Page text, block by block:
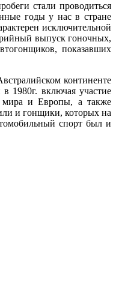
стали проводиться
годы у нас в стране
исключительной
выпуск гоночных,
показавших
континенте
1980г. включая участие
мира и Европы, а также
и гонщики, которых на
спорт был и